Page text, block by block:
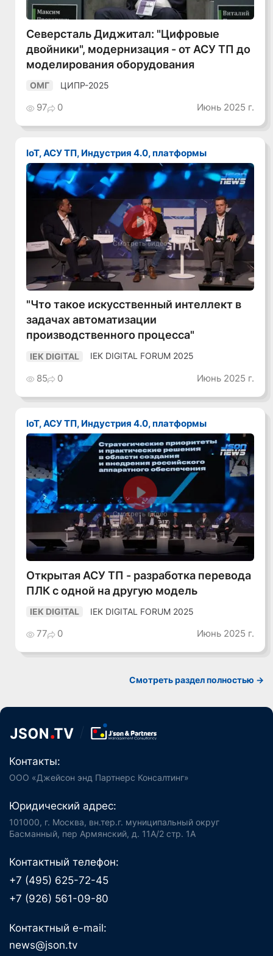
Северсталь Диджитал: "Цифровые
двойники", модернизация - от АСУ ТП до
моделирования оборудования
ОМГ ЦИПР-2025
97 0 Июнь 2025 г.
IoT, АСУ ТП, Индустрия 4.0, платформы
Смотреть видео
"Что такое искусственный интеллект в
задачах автоматизации
производственного процесса"
IEK DIGITAL IEK DIGITAL FORUM 2025
85 0 Июнь 2025 г.
IoT, АСУ ТП, Индустрия 4.0, платформы
Смотреть видео
Открытая АСУ ТП - разработка перевода
ПЛК с одной на другую модель
IEK DIGITAL IEK DIGITAL FORUM 2025
77 0 Июнь 2025 г.
Смотреть раздел полностью ->
Контакты:
ООО «Джейсон энд Партнерс Консалтинг»
Юридический адрес:
101000, г. Москва, вн.тер.г. муниципальный округ
Басманный, пер Армянский, д. 11А/2 стр. 1А
Контактный телефон:
+7 (495) 625-72-45
+7 (926) 561-09-80
Контактный e-mail:
news@json.tv